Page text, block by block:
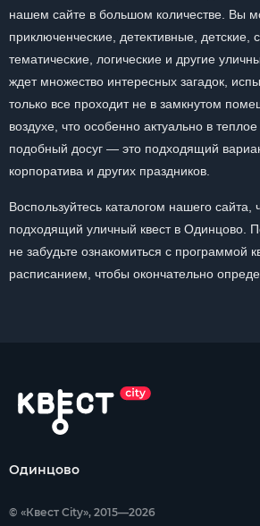
нашем сайте в большом количестве. Вы
приключенческие, детективные, детские,
тематические, логические и другие
ждет множество интересных загадок,
только все проходит не в замкнутом
воздухе, что особенно актуально в
подобный досуг — это подходящий
корпоратива и других праздников.
Воспользуйтесь каталогом нашего сайта,
подходящий уличный квест в Одинцово.
не забудьте ознакомиться с программой
расписанием, чтобы окончательно
Одинцово
© «Квест City», 2015—2026